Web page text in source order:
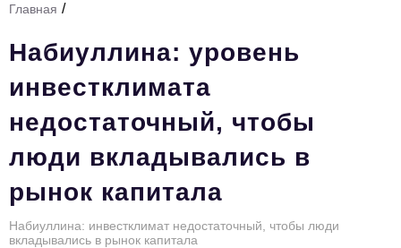
Тема номера
HR
Персона номера
Инфраструктура развития
Технологии и тренды
Туризм
Главная /
Набиуллина: уровень
инвестклимата
недостаточный, чтобы
люди вкладывались в
рынок капитала
Набиуллина: инвестклимат недостаточный, чтобы люди
вкладывались в рынок капитала